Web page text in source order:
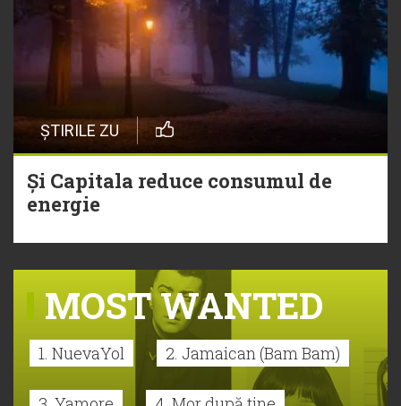
ȘTIRILE ZU
Și Capitala reduce consumul de
energie
MOST WANTED
1. NuevaYol 2. Jamaican (Bam Bam)